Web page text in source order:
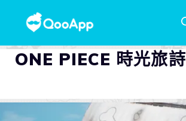
ONE PIECE 時光旅詩